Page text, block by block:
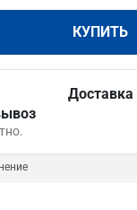
КУПИТЬ
Доставка